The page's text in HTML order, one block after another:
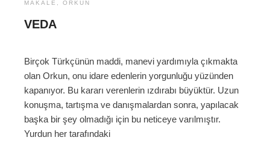
MAKALE , ORKUN
VEDA
Birçok Türkçünün maddi, manevi yardımıyla çıkmakta
olan Orkun, onu idare edenlerin yorgunluğu yüzünden
kapanıyor. Bu kararı verenlerin ızdırabı büyüktür. Uzun
konuşma, tartışma ve danışmalardan sonra, yapılacak
başka bir şey olmadığı için bu neticeye varılmıştır.
Yurdun her tarafındaki